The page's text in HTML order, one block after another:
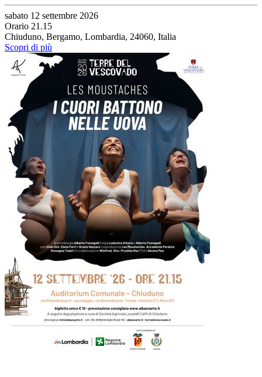
sabato 12 settembre 2026
Orario 21.15
Chiuduno, Bergamo, Lombardia, 24060, Italia
Scopri di più